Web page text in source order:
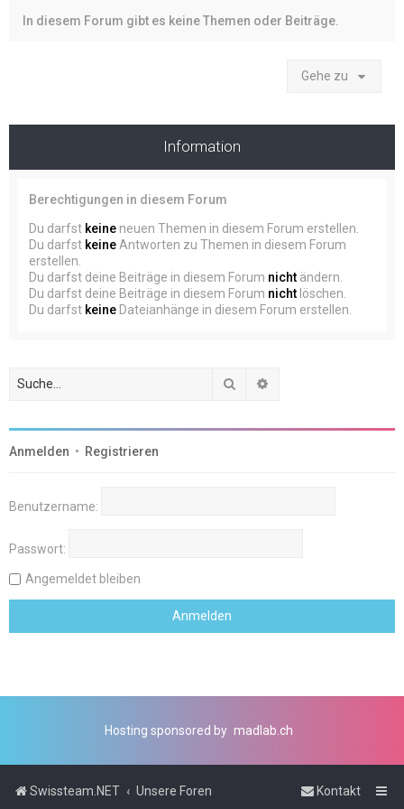
In diesem Forum gibt es keine Themen oder Beiträge.
Gehe zu
Information
Berechtigungen in diesem Forum
Du darfst keine neuen Themen in diesem Forum erstellen.
Du darfst keine Antworten zu Themen in diesem Forum
erstellen.
Du darfst deine Beiträge in diesem Forum nicht ändern.
Du darfst deine Beiträge in diesem Forum nicht löschen.
Du darfst keine Dateianhänge in diesem Forum erstellen.
Suche
Anmelden • Registrieren
Benutzername:
Passwort:
Angemeldet bleiben
Hosting sponsored by madlab.ch
Swissteam.NET Unsere Foren Kontakt